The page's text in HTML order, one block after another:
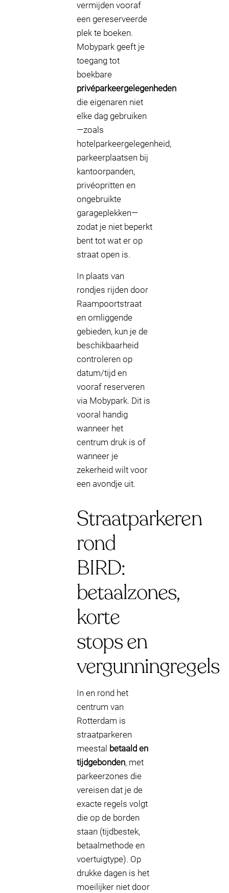
vermijden vooraf
een gereserveerde
plek te boeken.
Mobypark geeft je
toegang tot
boekbare
privéparkeergelegenheden
die eigenaren niet
elke dag gebruiken
—zoals
hotelparkeergelegenheid,
parkeerplaatsen bij
kantoorpanden,
privéopritten en
ongebruikte
garageplekken—
zodat je niet beperkt
bent tot wat er op
straat open is.
In plaats van
rondjes rijden door
Raampoortstraat
en omliggende
gebieden, kun je de
beschikbaarheid
controleren op
datum/tijd en
vooraf reserveren
via Mobypark. Dit is
vooral handig
wanneer het
centrum druk is of
wanneer je
zekerheid wilt voor
een avondje uit.
Straatparkeren
rond
BIRD:
betaalzones,
korte
stops en
vergunningregels
In en rond het
centrum van
Rotterdam is
straatparkeren
meestal betaald en
tijdgebonden, met
parkeerzones die
vereisen dat je de
exacte regels volgt
die op de borden
staan (tijdbestek,
betaalmethode en
voertuigtype). Op
drukke dagen is het
moeilijker niet door